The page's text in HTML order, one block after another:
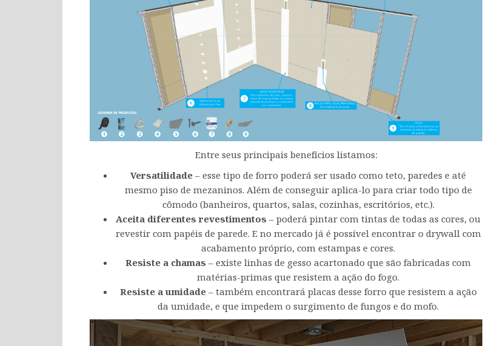
Entre seus principais benefícios listamos:
Versatilidade – esse tipo de forro poderá ser usado como teto, paredes e até
mesmo piso de mezaninos. Além de conseguir aplica-lo para criar todo tipo de
cômodo (banheiros, quartos, salas, cozinhas, escritórios, etc.).
Aceita diferentes revestimentos – poderá pintar com tintas de todas as cores, ou
revestir com papéis de parede. E no mercado já é possível encontrar o drywall com
acabamento próprio, com estampas e cores.
Resiste a chamas – existe linhas de gesso acartonado que são fabricadas com
matérias-primas que resistem a ação do fogo.
Resiste a umidade– também encontrará placas desse forro que resistem a ação
da umidade, e que impedem o surgimento de fungos e do mofo.